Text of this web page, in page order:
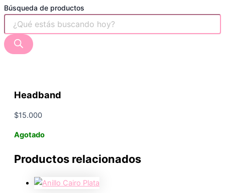
Búsqueda de productos
Headband
$15.000
Agotado
Productos relacionados